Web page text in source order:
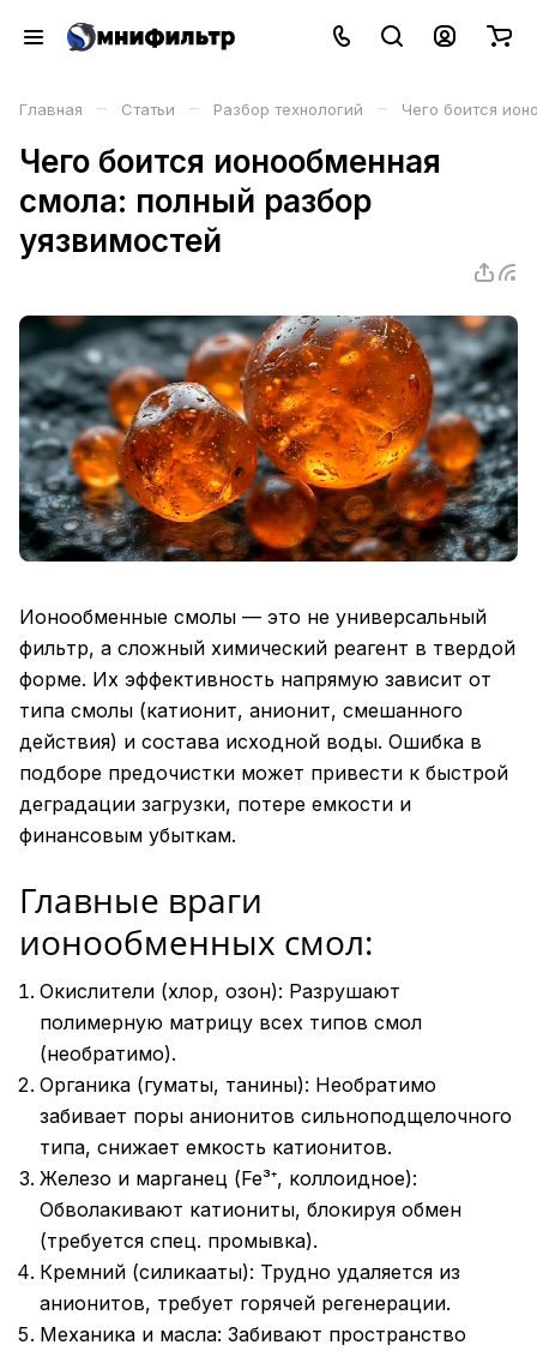
Главная – Статьи – Разбор технологий – Чего боится
Чего боится ионообменная
смола: полный разбор
уязвимостей
Ионообменные смолы — это не универсальный
фильтр, а сложный химический реагент в твердой
форме. Их эффективность напрямую зависит от
типа смолы (катионит, анионит, смешанного
действия) и состава исходной воды. Ошибка в
подборе предочистки может привести к быстрой
деградации загрузки, потере емкости и
финансовым убыткам.
Главные враги
ионообменных смол:
Окислители (хлор, озон): Разрушают
полимерную матрицу всех типов смол
(необратимо).
Органика (гуматы, танины): Необратимо
забивает поры анионитов сильноподщелочного
типа, снижает емкость катионитов.
Железо и марганец (Fe³⁺, коллоидное):
Обволакивают катиониты, блокируя обмен
(требуется спец. промывка).
Кремний (силикааты): Трудно удаляется из
анионитов, требует горячей регенерации.
Механика и масла: Забивают пространство